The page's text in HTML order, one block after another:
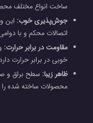
ساخت انواع مختلف
جوش‌پذیری خوب: این
اتصالات محکم و با
مقاومت در برابر حرارت:
خوبی در برابر حرارت
ظاهر زیبا: سطح براق و
محصولات ساخته شده